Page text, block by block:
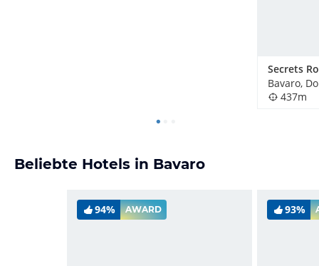
Bavaro,
437m
Beliebte Hotels in Bavaro
94% AWARD 93%